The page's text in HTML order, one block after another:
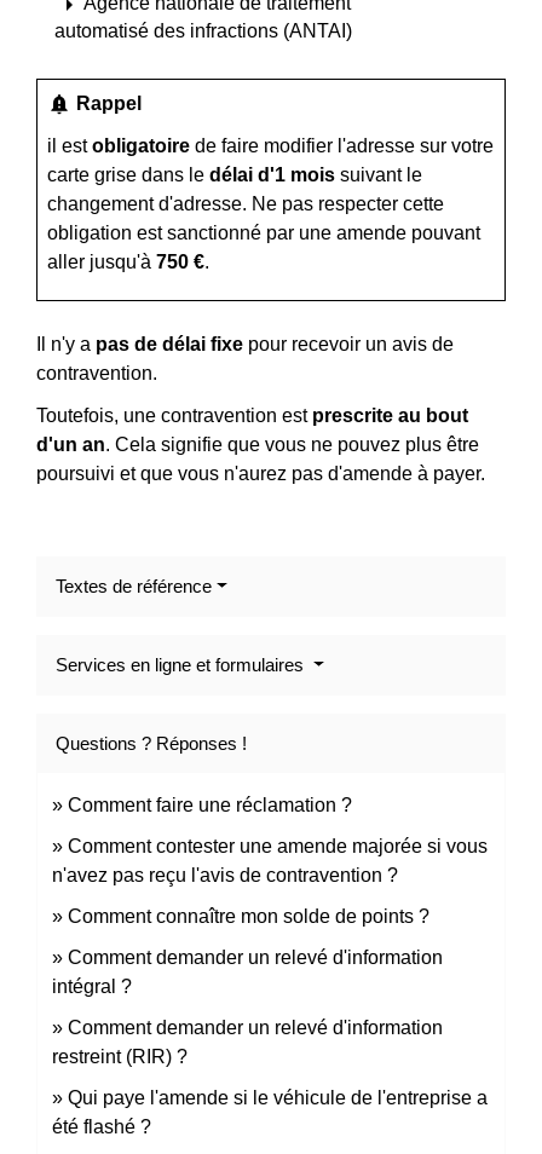
automatisé des infractions (ANTAI)
notification_important Rappel
il estobligatoire de faire modifier l'adresse sur votre
carte grise dans le délai d'1 mois suivant le
changement d'adresse. Ne pas respecter cette
obligation est sanctionné par une amende pouvant
aller jusqu'à 750 €.
Il n'y a pas de délai fixe pour recevoir un avis de
contravention.
Toutefois, une contravention est prescrite au bout
d'un an. Cela signifie que vous ne pouvez plus être
poursuivi et que vous n'aurez pas d'amende à payer.
Textes de référence
Services en ligne et formulaires
Questions ? Réponses !
Comment faire une réclamation ?
Comment contester une amende majorée si vous
n'avez pas reçu l'avis de contravention ?
Comment connaître mon solde de points ?
Comment demander un relevé d'information
intégral ?
Comment demander un relevé d'information
restreint (RIR) ?
Qui paye l'amende si le véhicule de l'entreprise a
été flashé ?